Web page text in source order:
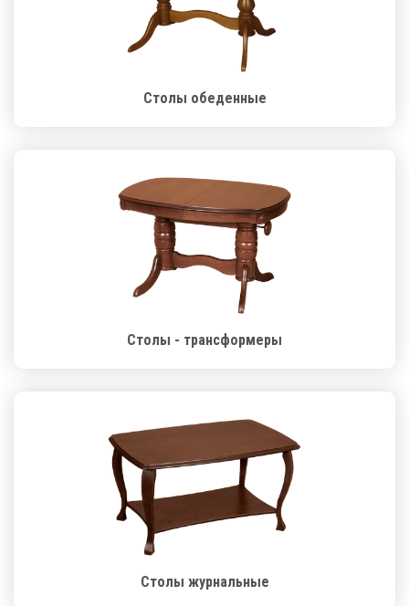
Столы обеденные
Столы - трансформеры
Столы журнальные